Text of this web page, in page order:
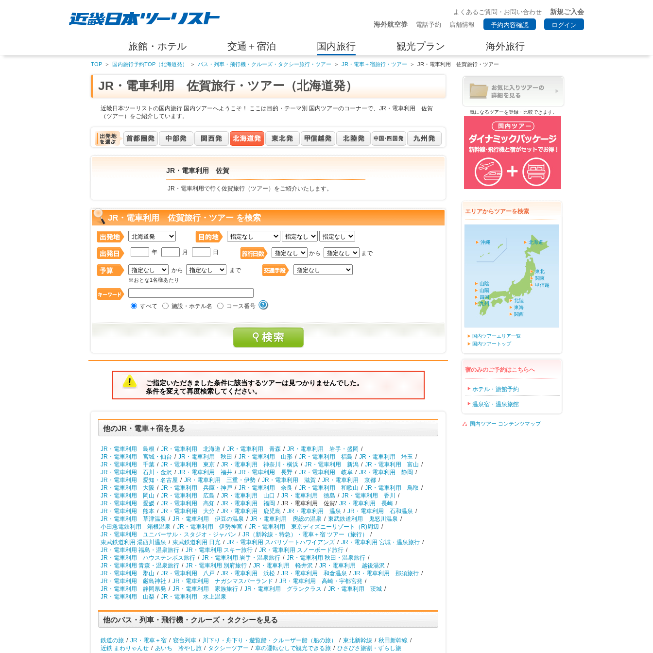
よくあるご質問・お問い合わせ
新規ご入会
海外航空券
電話予約 店舗情報 予約内容確認 ログイン
旅館・ホテル 交通＋宿泊 国内旅行 観光プラン 海外旅行
TOP ＞ 国内旅行予約TOP（北海道発） ＞ バス・列車・飛行機・クルーズ・タクシー旅行・ツアー ＞ JR・電車＋宿旅行・ツアー ＞ JR・電車利用 佐賀旅行・ツアー
JR・電車利用 佐賀旅行・ツアー（北海道発）
近畿日本ツーリストの国内旅行 国内ツアーへようこそ！ ここは目的・テーマ別 国内ツアーのコーナーで、JR・電車利用 佐賀
（ツアー）をご紹介しています。
JR・電車利用 佐賀
JR・電車利用で行く佐賀旅行（ツアー）をご紹介いたします。
JR・電車利用 佐賀旅行・ツアー を検索
年 月 日 から まで
から まで
※おとな1名様あたり
すべて 施設・ホテル名 コース番号
ご指定いただきました条件に該当するツアーは見つかりませんでした。
条件を変えて再度検索してください。
他のJR・電車＋宿を見る
JR・電車利用 島根 / JR・電車利用 北海道 / JR・電車利用 青森 / JR・電車利用 岩手・盛岡 /
JR・電車利用 宮城・仙台 / JR・電車利用 秋田 / JR・電車利用 山形 / JR・電車利用 福島 / JR・電車利用 埼玉 /
JR・電車利用 千葉 / JR・電車利用 東京 / JR・電車利用 神奈川・横浜 / JR・電車利用 新潟 / JR・電車利用 富山 /
JR・電車利用 石川・金沢 / JR・電車利用 福井 / JR・電車利用 長野 / JR・電車利用 岐阜 / JR・電車利用 静岡 /
JR・電車利用 愛知・名古屋 / JR・電車利用 三重・伊勢 / JR・電車利用 滋賀 / JR・電車利用 京都 /
JR・電車利用 大阪 / JR・電車利用 兵庫・神戸 / JR・電車利用 奈良 / JR・電車利用 和歌山 / JR・電車利用 鳥取 /
JR・電車利用 岡山 / JR・電車利用 広島 / JR・電車利用 山口 / JR・電車利用 徳島 / JR・電車利用 香川
/
JR・電車利用 愛媛 / JR・電車利用 高知 / JR・電車利用 福岡 / JR・電車利用 佐賀/ JR・電車利用 長崎 /
JR・電車利用 熊本 / JR・電車利用 大分 / JR・電車利用 鹿児島 / JR・電車利用 温泉 / JR・電車利用 石和温泉 /
JR・電車利用 草津温泉 / JR・電車利用 伊豆の温泉 / JR・電車利用 房総の温泉 / 東武鉄道利用 鬼怒川温泉 /
小田急電鉄利用 箱根温泉 / JR・電車利用 伊勢神宮 / JR・電車利用 東京ディズニーリゾート（R)周辺 /
JR・電車利用 ユニバーサル・スタジオ・ジャパン / JR（新幹線・特急）・電車＋宿 ツアー（旅行）
/
東武鉄道利用 湯西川温泉 / 東武鉄道利用 日光 / JR・電車利用 スパリゾートハワイアンズ / JR・電車利用 宮城・温泉旅行 /
JR・電車利用 福島・温泉旅行 / JR・電車利用 スキー旅行 / JR・電車利用 スノーボード旅行 /
JR・電車利用 ハウステンボス旅行 / JR・電車利用 岩手・温泉旅行 / JR・電車利用 秋田・温泉旅行 /
JR・電車利用 青森・温泉旅行 / JR・電車利用 別府旅行 / JR・電車利用 軽井沢 / JR・電車利用 越後湯沢 /
JR・電車利用 郡山 / JR・電車利用 八戸 / JR・電車利用 浜松 / JR・電車利用 和倉温泉 / JR・電車利用 那須旅行 /
JR・電車利用 厳島神社 / JR・電車利用 ナガシマスパーランド / JR・電車利用 高崎・宇都宮発 /
JR・電車利用 静岡県発 / JR・電車利用 家族旅行 / JR・電車利用 グランクラス / JR・電車利用 茨城 /
JR・電車利用 山梨 / JR・電車利用 水上温泉
他のバス・列車・飛行機・クルーズ・タクシーを見る
鉄道の旅 / JR・電車＋宿 / 寝台列車 / 川下り・舟下り・遊覧船・クルーザー船（船の旅） / 東北新幹線 / 秋田新幹線 /
近鉄 まわりゃんせ / あいち 冷やし旅 / タクシーツアー / 車の運転なしで観光できる旅 / ひさびさ旅割・ずらし旅
気になるツアーを登録・比較できます。
エリアからツアーを検索
北海道
東北
関東
甲信越
北陸
東海
関西
山陰
山陽
四国
九州
沖縄
国内ツアーエリア一覧
国内ツアートップ
宿のみのご予約はこちらへ
ホテル・旅館予約
温泉宿・温泉旅館
国内ツアー コンテンツマップ